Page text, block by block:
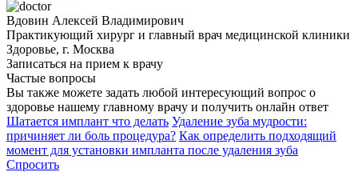
Вдовин Алексей Владимирович
Практикующий хирург и главный врач медицинской клиники
Здоровье, г. Москва
Записаться на прием к врачу
Частые вопросы
Вы также можете задать любой интересующий вопрос о
здоровье нашему главному врачу и получить онлайн ответ
Шатается имплант что делать Удаление зуба мудрости:
причиняет ли боль процедура? Как определить подходящий
момент для установки импланта после удаления зуба
Спросить